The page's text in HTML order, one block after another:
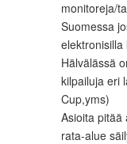
monitoreja/
Suomessa
elektronisilla
Hälvälässä
kilpailuja eri
Cup,yms)
Asioita pitää
rata-alue